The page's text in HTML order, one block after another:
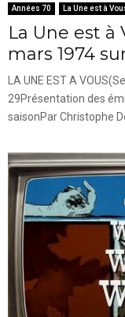
Années 70 La Une est à
La Une est à
mars 1974
LA UNE EST A
29Présentation des
saisonPar Christophe